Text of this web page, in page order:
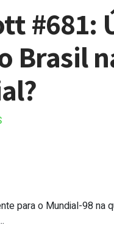
#681:
Brasil
Último
para o Mundial-98